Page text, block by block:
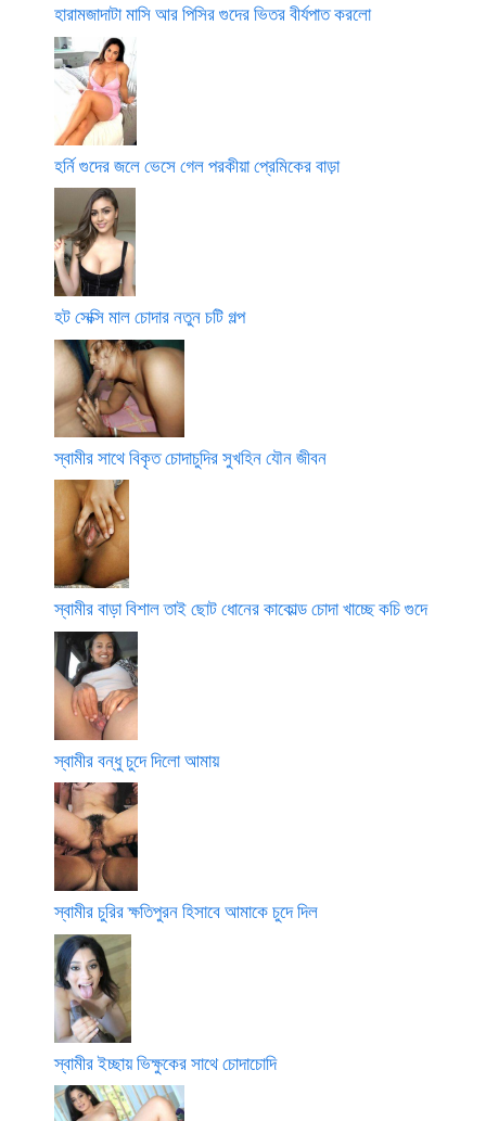
হারামজাদাটা মাসি আর পিসির গুদের ভিতর বীর্যপাত করলো
হর্নি গুদের জলে ভেসে গেল পরকীয়া প্রেমিকের বাড়া
হট সেক্সি মাল চোদার নতুন চটি গল্প
স্বামীর সাথে বিকৃত চোদাচুদির সুখহিন যৌন জীবন
স্বামীর বাড়া বিশাল তাই ছোট ধোনের কাকোল্ড চোদা খাচ্ছে কচি গুদে
স্বামীর বন্ধু চুদে দিলো আমায়
স্বামীর চুরির ক্ষতিপুরন হিসাবে আমাকে চুদে দিল
স্বামীর ইচ্ছায় ভিক্ষুকের সাথে চোদাচোদি